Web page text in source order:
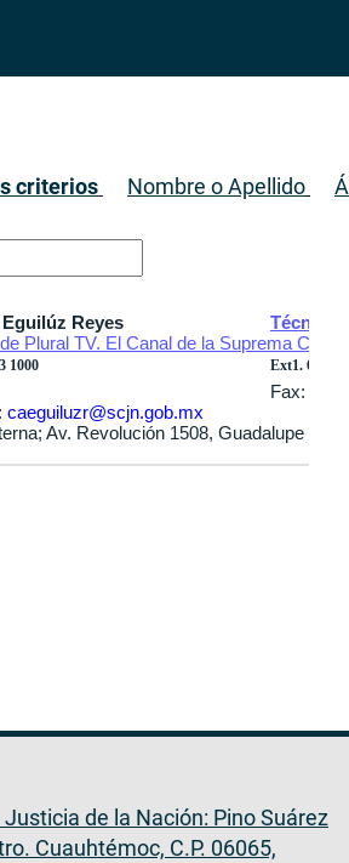
criterios
Nombre o Apellido
Reyes
Técnico
Plural TV. El Canal de la Suprema
1000 Ext1. 6104 /
Fax:
caeguiluzr@scjn.gob.mx
Av. Revolución 1508, Guadalupe
de la Nación: Pino Suárez
Cuauhtémoc, C.P. 06065,